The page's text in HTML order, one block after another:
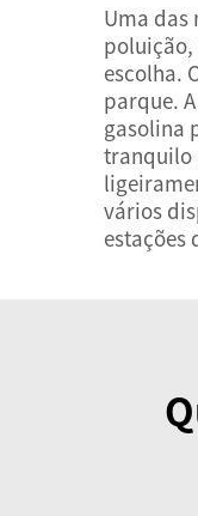
Uma das
poluição,
escolha.
parque.
gasolina
tranquilo
vários
estações